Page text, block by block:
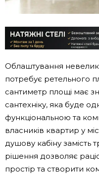
Облаштування
потребує ретельного
сантиметр площі має
сантехніку, яка буде
функціональною та
власників квартир у
душову кабіну замість
рішення дозволяє
простір та створити